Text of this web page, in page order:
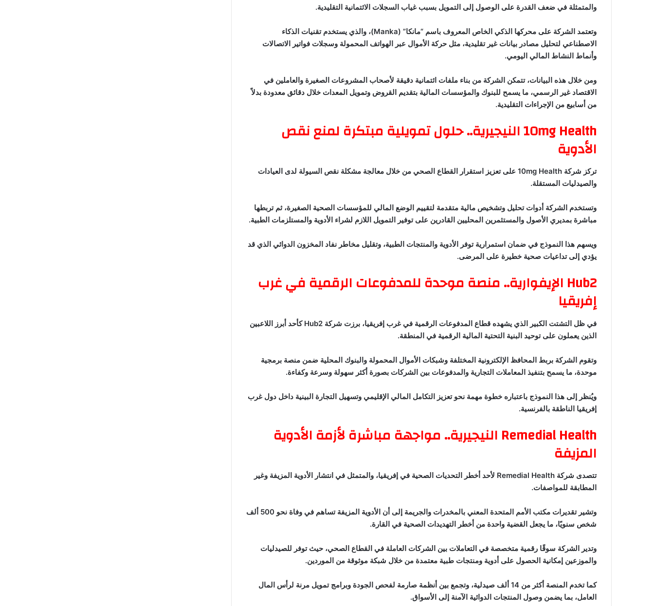
والمتمثلة في ضعف القدرة على الوصول إلى التمويل بسبب غياب السجلات الائتمانية التقليدية.
وتعتمد الشركة على محركها الذكي الخاص المعروف باسم “مانكا” (Manka)، والذي يستخدم تقنيات الذكاء
الاصطناعي لتحليل مصادر بيانات غير تقليدية، مثل حركة الأموال عبر الهواتف المحمولة وسجلات فواتير الاتصالات
وأنماط النشاط المالي اليومي.
ومن خلال هذه البيانات، تتمكن الشركة من بناء ملفات ائتمانية دقيقة لأصحاب المشروعات الصغيرة والعاملين في
الاقتصاد غير الرسمي، ما يسمح للبنوك والمؤسسات المالية بتقديم القروض وتمويل المعدات خلال دقائق معدودة بدلاً
من أسابيع من الإجراءات التقليدية.
10mg Health النيجيرية.. حلول تمويلية مبتكرة لمنع نقص
الأدوية
تركز شركة 10mg Health على تعزيز استقرار القطاع الصحي من خلال معالجة مشكلة نقص السيولة لدى العيادات
والصيدليات المستقلة.
وتستخدم الشركة أدوات تحليل وتشخيص مالية متقدمة لتقييم الوضع المالي للمؤسسات الصحية الصغيرة، ثم تربطها
مباشرة بمديري الأصول والمستثمرين المحليين القادرين على توفير التمويل اللازم لشراء الأدوية والمستلزمات الطبية.
ويسهم هذا النموذج في ضمان استمرارية توفر الأدوية والمنتجات الطبية، وتقليل مخاطر نفاد المخزون الدوائي الذي قد
يؤدي إلى تداعيات صحية خطيرة على المرضى.
Hub2 الإيفوارية.. منصة موحدة للمدفوعات الرقمية في غرب
إفريقيا
في ظل التشتت الكبير الذي يشهده قطاع المدفوعات الرقمية في غرب إفريقيا، برزت شركة Hub2 كأحد أبرز اللاعبين
الذين يعملون على توحيد البنية التحتية المالية الرقمية في المنطقة.
وتقوم الشركة بربط المحافظ الإلكترونية المختلفة وشبكات الأموال المحمولة والبنوك المحلية ضمن منصة برمجية
موحدة، ما يسمح بتنفيذ المعاملات التجارية والمدفوعات بين الشركات بصورة أكثر سهولة وسرعة وكفاءة.
ويُنظر إلى هذا النموذج باعتباره خطوة مهمة نحو تعزيز التكامل المالي الإقليمي وتسهيل التجارة البينية داخل دول غرب
إفريقيا الناطقة بالفرنسية.
Remedial Health النيجيرية.. مواجهة مباشرة لأزمة الأدوية
المزيفة
تتصدى شركة Remedial Health لأحد أخطر التحديات الصحية في إفريقيا، والمتمثل في انتشار الأدوية المزيفة وغير
المطابقة للمواصفات.
وتشير تقديرات مكتب الأمم المتحدة المعني بالمخدرات والجريمة إلى أن الأدوية المزيفة تساهم في وفاة نحو 500 ألف
شخص سنويًا، ما يجعل القضية واحدة من أخطر التهديدات الصحية في القارة.
وتدير الشركة سوقًا رقمية متخصصة في التعاملات بين الشركات العاملة في القطاع الصحي، حيث توفر للصيدليات
والموزعين إمكانية الحصول على أدوية ومنتجات طبية معتمدة من خلال شبكة موثوقة من الموردين.
كما تخدم المنصة أكثر من 14 ألف صيدلية، وتجمع بين أنظمة صارمة لفحص الجودة وبرامج تمويل مرنة لرأس المال
العامل، بما يضمن وصول المنتجات الدوائية الآمنة إلى الأسواق.